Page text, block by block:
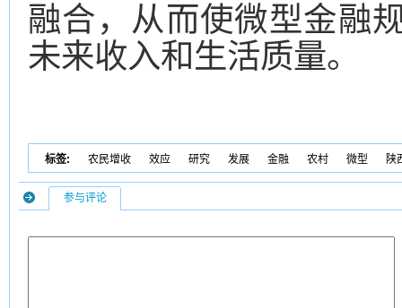
融合，从而使微型金融
未来收入和生活质量。
标签: 农民增收 效应 研究 发展 金融 农村 微型 陕
参与评论